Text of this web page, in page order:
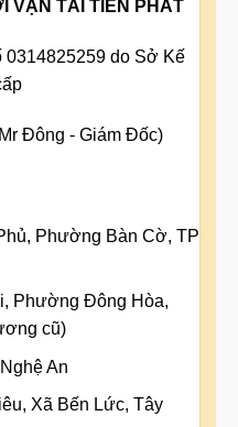
VẬN TẢI TIẾN PHÁT
do Sở Kế
Đông - Giám Đốc)
Phường Bàn Cờ, TP
Phường Đông Hòa,
cũ)
An
Xã Bến Lức, Tây